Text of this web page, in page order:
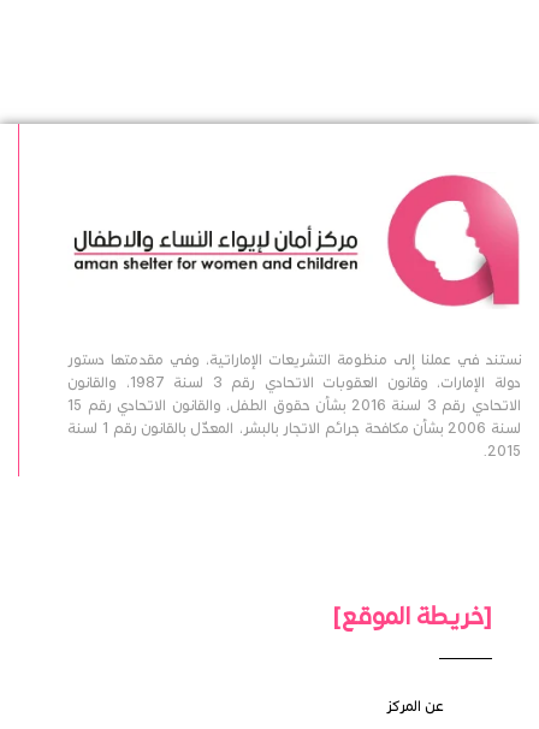
نستند في عملنا إلى منظومة التشريعات الإماراتية، وفي مقدمتها دستور
دولة الإمارات، وقانون العقوبات الاتحادي رقم 3 لسنة 1987، والقانون
الاتحادي رقم 3 لسنة 2016 بشأن حقوق الطفل، والقانون الاتحادي رقم 15
لسنة 2006 بشأن مكافحة جرائم الاتجار بالبشر، المعدّل بالقانون رقم 1 لسنة
2015.
[خريطة الموقع]
عن المركز